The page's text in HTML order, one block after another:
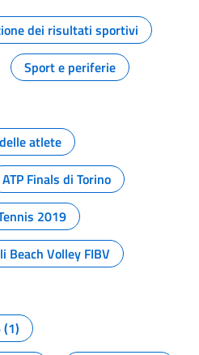
dei risultati sportivi
Sport e periferie
atlete
ATP Finals di Torino
2019
Beach Volley FIBV